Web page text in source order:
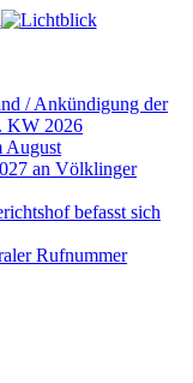
/ Ankündigung der
KW 2026
August
an Völklinger
befasst sich
Rufnummer